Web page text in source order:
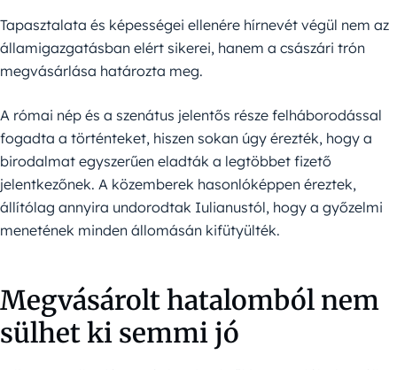
Tapasztalata és képességei ellenére hírnevét végül nem az
államigazgatásban elért sikerei, hanem a császári trón
megvásárlása határozta meg.
A római nép és a szenátus jelentős része felháborodással
fogadta a történteket, hiszen sokan úgy érezték, hogy a
birodalmat egyszerűen eladták a legtöbbet fizető
jelentkezőnek. A közemberek hasonlóképpen éreztek,
állítólag annyira undorodtak Iulianustól, hogy a győzelmi
menetének minden állomásán kifütyülték.
Megvásárolt hatalomból nem
sülhet ki semmi jó